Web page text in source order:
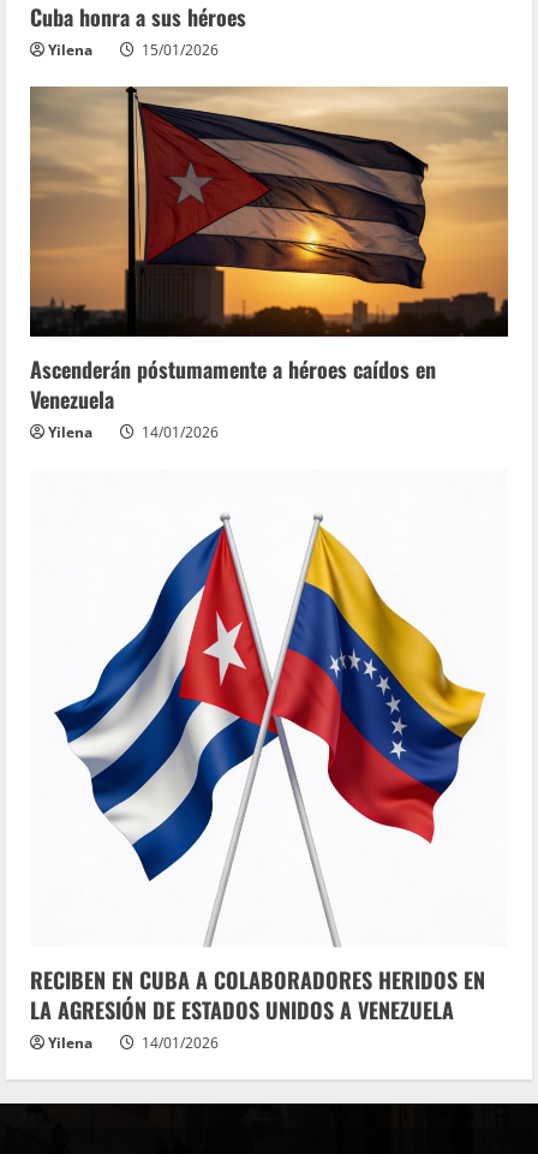
Cuba honra a sus héroes
Yilena 15/01/2026
Ascenderán póstumamente a héroes caídos en
Venezuela
Yilena 14/01/2026
RECIBEN EN CUBA A COLABORADORES HERIDOS EN
LA AGRESIÓN DE ESTADOS UNIDOS A VENEZUELA
Yilena 14/01/2026